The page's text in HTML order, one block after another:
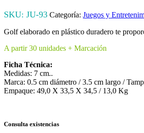
SKU: JU-93 Categoría: Juegos y
Golf elaborado en plástico duradero te
A partir 30 unidades + Marcación
Ficha Técnica:
Medidas: 7 cm..
Marca: 0.5 cm diámetro / 3.5 cm largo /
Empaque: 49,0 X 33,5 X 34,5 / 13,0 Kg
Consulta existencias